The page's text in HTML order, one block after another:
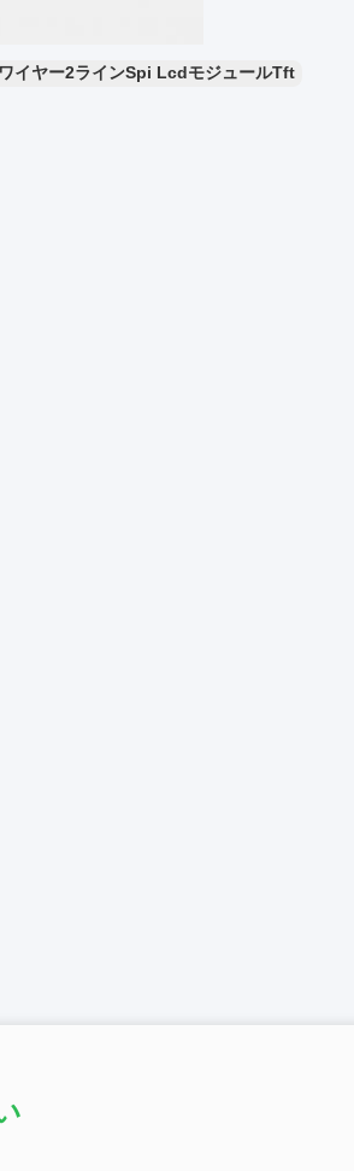
イヤー2ラインSpi LcdモジュールTft